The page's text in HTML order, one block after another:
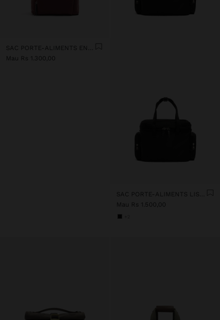
SAC PORTE-ALIMENTS EN NYLON
Mau Rs 1.300,00
SAC PORTE-ALIMENTS LISSE EN NYLON
Mau Rs 1.500,00